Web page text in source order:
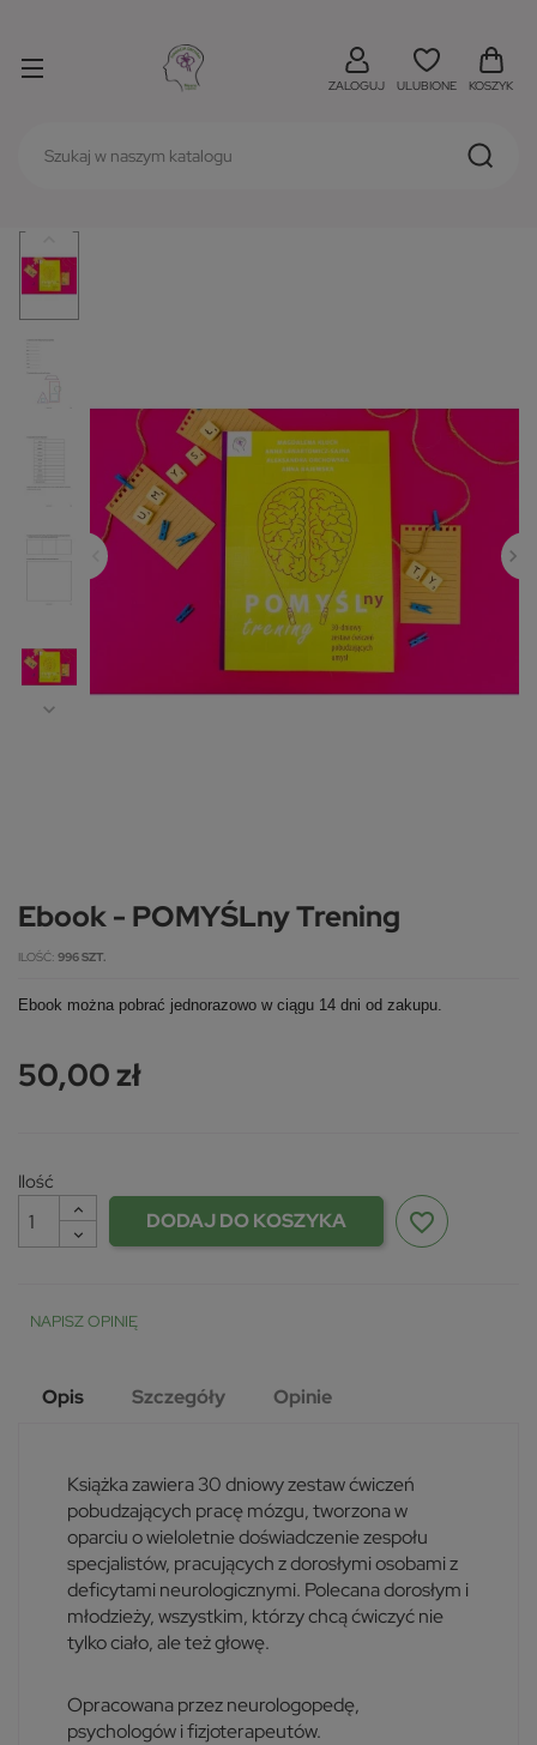
ZALOGUJ ULUBIONE KOSZYK
Ebook - POMYŚLny Trening
ILOŚĆ 996 SZT.
Ebook można pobrać jednorazowo w ciągu 14 dni od zakupu.
50,00 zł
Ilość
DODAJ DO KOSZYKA favorite_border
NAPISZ OPINIĘ
Opis Szczegóły Opinie
Książka zawiera 30 dniowy zestaw ćwiczeń
pobudzających pracę mózgu, tworzona w
oparciu o wieloletnie doświadczenie zespołu
specjalistów, pracujących z dorosłymi osobami z
deficytami neurologicznymi. Polecana dorosłym i
młodzieży, wszystkim, którzy chcą ćwiczyć nie
tylko ciało, ale też głowę.
Opracowana przez neurologopedę,
psychologów i fizjoterapeutów.